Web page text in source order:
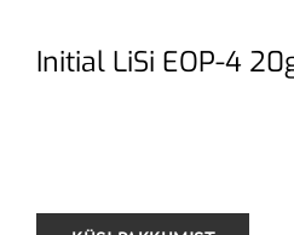
Initial LiSi EOP-4